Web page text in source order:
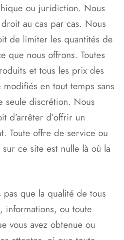
ou juridiction. Nous
au cas par cas. Nous
de limiter les quantités de
que nous offrons. Toutes
et tous les prix des
en tout temps sans
seule discrétion. Nous
d’arrêter d’offrir un
Toute offre de service ou
ce site est nulle là où la
pas que la qualité de tous
informations, ou toute
vous avez obtenue ou